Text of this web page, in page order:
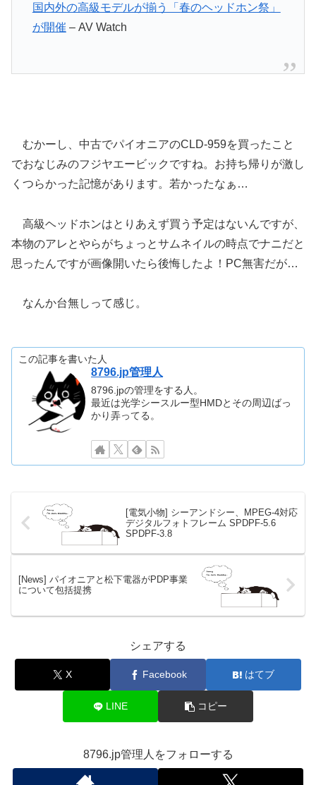
国内外の高級モデルが揃う「春のヘッドホン祭」
が開催 – AV Watch
むかーし、中古でパイオニアのCLD-959を買ったこと
でおなじみのフジヤエービックですね。お持ち帰りが激し
くつらかった記憶があります。若かったなぁ…
高級ヘッドホンはとりあえず買う予定はないんですが、
本物のアレとやらがちょっとサムネイルの時点でナニだと
思ったんですが画像開いたら後悔したよ！PC無害だが…
なんか台無しって感じ。
この記事を書いた人
8796.jp管理人
8796.jpの管理をする人。
最近は光学シースルー型HMDとその周辺ばっ
かり弄ってる。
[電気小物] シーアンドシー、MPEG-4対応
デジタルフォトフレーム SPDPF-5.6
SPDPF-3.8
[News] パイオニアと松下電器がPDP事業
について包括提携
シェアする
X Facebook はてブ
LINE コピー
8796.jp管理人をフォローする